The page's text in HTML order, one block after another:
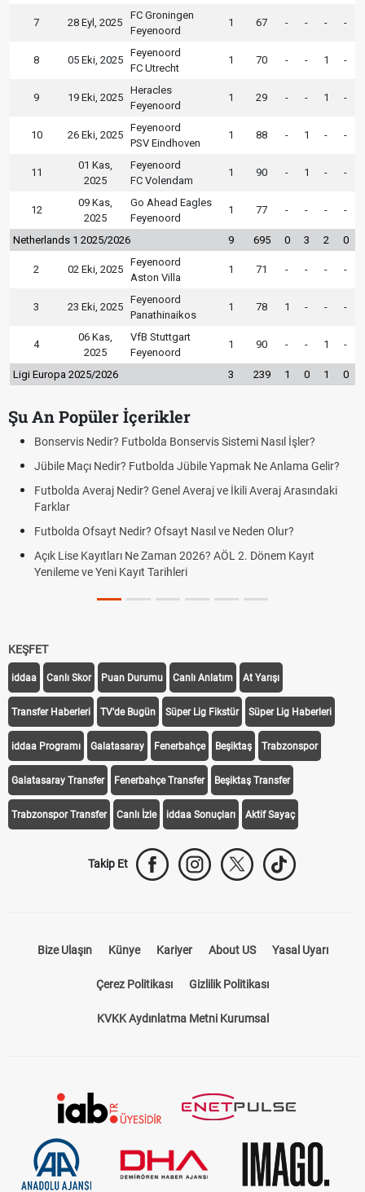
7 28 Eyl, 2025
FC Groningen
Feyenoord
1 67 - - - -
8 05 Eki, 2025
Feyenoord
FC Utrecht
1 70 - - 1 -
9 19 Eki, 2025
Heracles
Feyenoord
1 29 - - 1 -
10 26 Eki, 2025
Feyenoord
PSV Eindhoven
1 88 - 1 - -
11
01 Kas,
2025
Feyenoord
FC Volendam
1 90 - 1 - -
12
09 Kas,
2025
Go Ahead Eagles
Feyenoord
1 77 - - - -
Netherlands 1 2025/2026 9 695 0 3 2 0
2 02 Eki, 2025
Feyenoord
Aston Villa
1 71 - - - -
3 23 Eki, 2025
Feyenoord
Panathinaikos
1 78 1 - - -
4
06 Kas,
2025
VfB Stuttgart
Feyenoord
1 90 - - 1 -
Ligi Europa 2025/2026 3 239 1 0 1 0
Şu An Popüler İçerikler
Nedir? Futbolda Bonservis Sistemi Nasıl İşler?
Maçı Nedir? Futbolda Jübile Yapmak Ne Anlama Gelir?
Averaj Nedir? Genel Averaj ve İkili Averaj Arasındaki
Ofsayt Nedir? Ofsayt Nasıl ve Neden Olur?
Lise Kayıtları Ne Zaman 2026? AÖL 2. Dönem Kayıt
ve Yeni Kayıt Tarihleri
Tarihi
KEŞFET
iddaa Canlı Skor Puan Durumu Canlı Anlatım At Yarışı
Transfer Haberleri TV'de Bugün Süper Lig Fikstür Süper Lig Haberleri
iddaa Programı Galatasaray Fenerbahçe Beşiktaş Trabzonspor
Galatasaray Transfer Fenerbahçe Transfer Beşiktaş Transfer
Canlı İzle iddaa Sonuçları Aktif Sayaç
Künye Kariyer About US
Çerez Politikası Gizlilik Politikası